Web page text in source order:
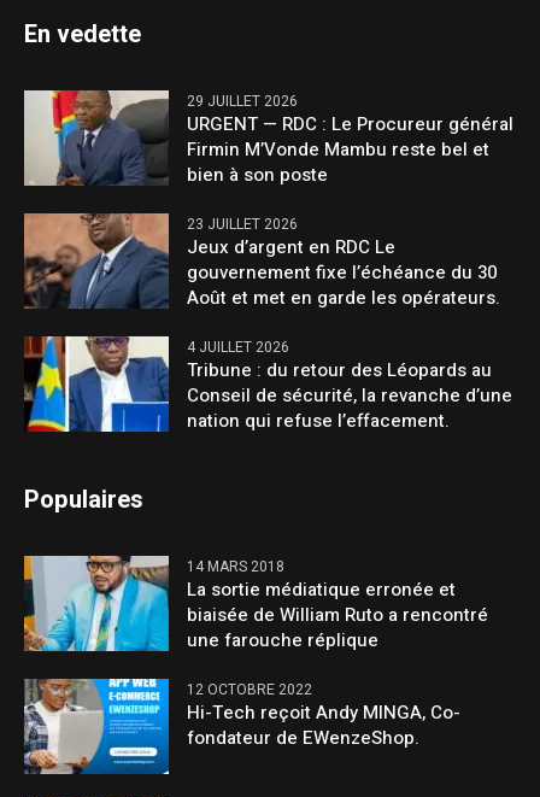
En vedette
29 JUILLET 2026
URGENT — RDC : Le Procureur général
Firmin M’Vonde Mambu reste bel et
bien à son poste
23 JUILLET 2026
Jeux d’argent en RDC Le
gouvernement fixe l’échéance du 30
Août et met en garde les opérateurs.
4 JUILLET 2026
Tribune : du retour des Léopards au
Conseil de sécurité, la revanche d’une
nation qui refuse l’effacement.
Populaires
14 MARS 2018
La sortie médiatique erronée et
biaisée de William Ruto a rencontré
une farouche réplique
12 OCTOBRE 2022
Hi-Tech reçoit Andy MINGA, Co-
fondateur de EWenzeShop.